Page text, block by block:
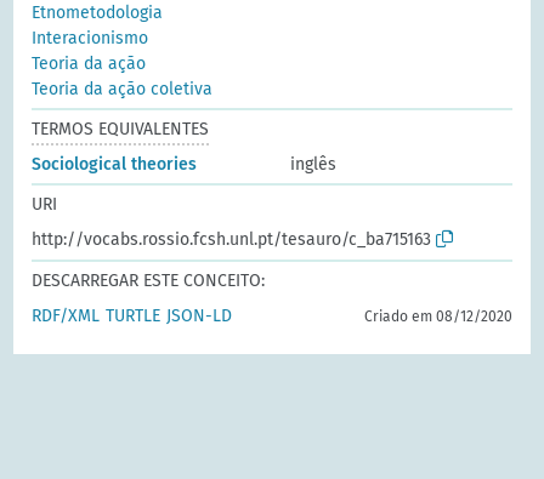
Etnometodologia
Interacionismo
Teoria da ação
Teoria da ação coletiva
TERMOS EQUIVALENTES
Sociological theories
inglês
URI
http://vocabs.rossio.fcsh.unl.pt/tesauro/c_ba715163
DESCARREGAR ESTE CONCEITO:
RDF/XML TURTLE JSON-LD Criado em 08/12/2020